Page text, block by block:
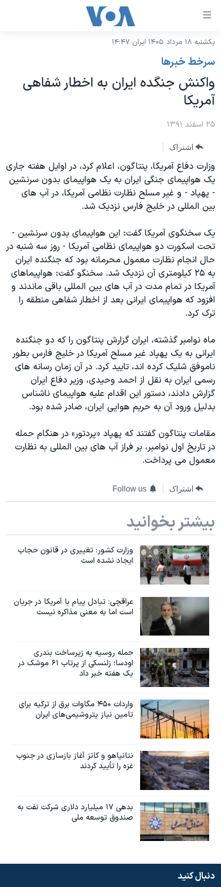
لینکهای
دسترسی
جهش
محتوای
اصلی
به
اصلی
جهش
به
جستجو
نسخه سبک وب‌سایت
موضوع ها
ایران
آمریکا
جهان
گزیده‌ها
ویژه برنامه‌ها
فرهنگ و زندگی
حقوق شهروندی
اقتصادی
علم و فناوری
اسرائیل در جنگ
گالری عکس
آرشیو پخش زنده
برنامه های تلویزیونی
جدول برنامه ها
صفحه‌های ویژه
عملیات خشم حماسی
۲۵۰سالگی آمریکا
بایگانی برنامه‌های تلویزیونی
مستندها
انتخابات ریاست جمهوری آمریکا ۲۰۲۴
حمله جمهوری اسلامی به اسرائیل
رمز مهسا
ورزش زنان در ایران
اعتراضات زن، زندگی، آزادی
مجموعه مستندهای دادخواهی
تریبونال مردمی آبان ۹۸
دادگاه حمید نوری
چهل سال گروگان‌گیری
قانون شفافیت دارائی کادر رهبری ایران
اعتراضات مردمی آبان ۹۸
اسرائیل در جنگ
نرگس محمدی برنده جایزه نوبل صلح
سفر پرزیدنت ترامپ به چین
فرکانس‌های صدای آمریکا
پخش رادیویی
یادگیری زبان انگلیسی
دنبال کنید
زبانهای مختلف
یکشنبه ۱۸ مرداد ۱۴۰۵ ایران ۱۴:۴۷
سرخط خبرها
واکنش جنگده ایران به اخطار شفاهی
آمریکا
۲۵ اسفند ۱۳۹۱
اشتراک
وزارت دفاع آمريکا، پنتاگون، اعلام کرد، در اوايل هفته جاری
يک هواپیمای جنگی ایران به يک هواپیمای بدون سرنشین
- پهپاد - و غير مسلح نظارت نظامی آمريکا، در آب های
بین المللی در خلیج فارس نزديک شد.
يک سخنگوی آمريکا گفت: اين هواپیمای بدون سرنشین -
تحت اسکورت دو هواپیمای نظامی آمريکا - روز سه شنبه در
حال انجام نظارت معمول محرمانه بود که جنگنده ایران
به ۲۵ کیلومتری آن نزديک شد. سخنگو گفت: هواپیماهای
آمريکا در تمام مدت در آب های بین المللی باقی ماندند و
افزود که هواپیمای ایرانی بعد از اخطار شفاهی منطقه را
ترک کرد.
ماه نوامبر گذشته، ایران گزارش پنتاگون را که دو جنگنده
ایرانی به يک پهپاد غیر مسلح آمريکا در خلیج فارس بطور
ناموفق شليک کرده اند، تاييد کرد. در آن زمان رسانه های
رسمی ایران به نقل از احمد وحیدی، وزیر دفاع ایران
گزارش دادند، دستور اين اقدام علیه هواپیمای ناشناس
بدليل ورود آن به حریم هوایی ایران، صادر شده بود.
مقامات پنتاگون گفتند که پهپاد «پردتور» در هنگام حمله
در تاريخ اول نوامبر، بر فراز آب های بین المللی به نظارت
معمول می پرداخت.
اشتراک Follow us
بیشتر بخوانید
وزارت کشور: تغییری در قانون حجاب
ایجاد نشده است
عراقچی: تبادل پیام با آمریکا در جریان
است اما به معنی مذاکره نیست
حمله روسیه به زیرساخت بندری
اودسا؛ زلنسکی از پرتاب ۶۱ موشک در
یک هفته خبر داد
واردات ۴۵۰ مگاوات برق از ترکیه برای
تامین نیاز پتروشیمی‌های ایران
نتانیاهو و کاتز آغاز بازسازی در جنوب
غزه را تأیید کردند
بدهی ۱۷ میلیارد دلاری شرکت نفت به
صندوق توسعه ملی
دنبال کنید